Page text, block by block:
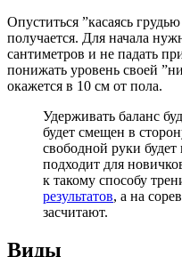
Опуститься ”касаясь
получается. Для начала
сантиметров и не падать
понижать уровень своей
окажется в 10 см от пола.
Удерживать баланс
будет смещен в
свободной руки
подходит для
к такому способу
результатов, а на
засчитают.
Виды